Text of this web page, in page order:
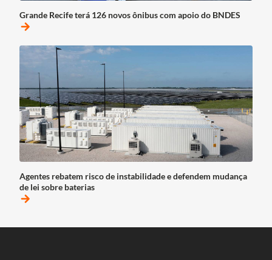
Grande Recife terá 126 novos ônibus com apoio do BNDES
arrow_forward
Agentes rebatem risco de instabilidade e defendem mudança
de lei sobre baterias
arrow_forward